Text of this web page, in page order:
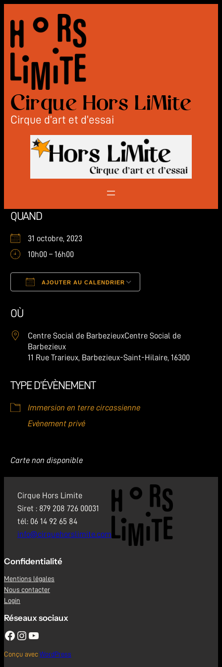
au
contenu
Cirque Hors LiMite
Cirque d’art et d’essai
QUAND
31 octobre, 2023
10h00 – 16h00
AJOUTER AU CALENDRIER
OÙ
Centre Social de BarbezieuxCentre Social de
Barbezieux
11 Rue Trarieux, Barbezieux-Saint-Hilaire, 16300
TYPE D’ÉVÈNEMENT
Immersion en terre circassienne
Evènement privé
Carte non disponible
Cirque Hors Limite
Siret : 879 208 726 00031
tél: 06 14 92 65 84
info@cirquehorslimite.com
Confidentialité
Mentions légales
Nous contacter
Login
Réseaux sociaux
Facebook Instagram YouTube
Conçu avec WordPress